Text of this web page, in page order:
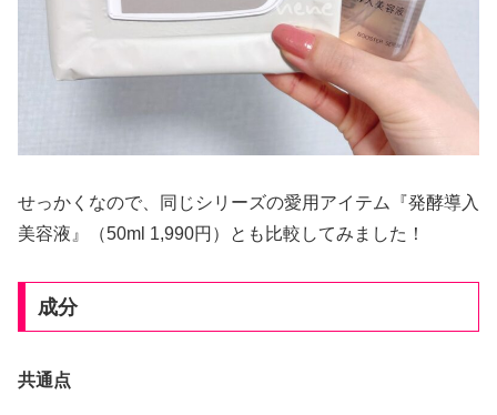
せっかくなので、同じシリーズの愛用アイテム『発酵導入
美容液』（50ml 1,990円）とも比較してみました！
成分
共通点